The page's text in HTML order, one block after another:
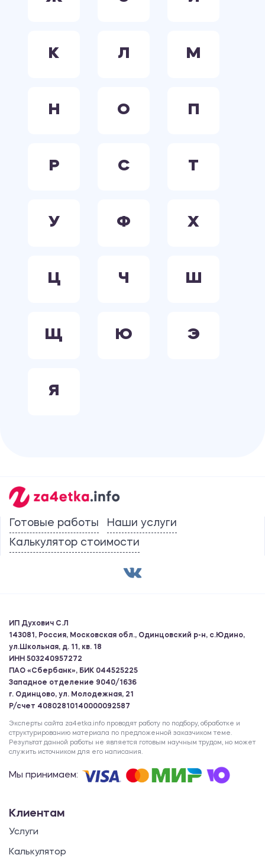
К Л М
Н О П
Р С Т
У Ф Х
Ц Ч Ш
Щ Ю Э
Я
Готовые работы
Наши услуги
Калькулятор стоимости
ИП Духович С.Л
143081, Россия, Московская обл., Одинцовский р-н, с.Юдино,
ул.Школьная, д. 11, кв. 18
ИНН 503240957272
ПАО «Сбербанк», БИК 044525225
Западное отделение 9040/1636
г. Одинцово, ул. Молодежная, 21
Р/счет 40802810140000092587
Эксперты сайта za4etka.info проводят работу по подбору, обработке и
структурированию материала по предложенной заказчиком теме.
Результат данной работы не является готовым научным трудом, но может
служить источником для его написания.
Мы принимаем:
Клиентам
Услуги
Калькулятор